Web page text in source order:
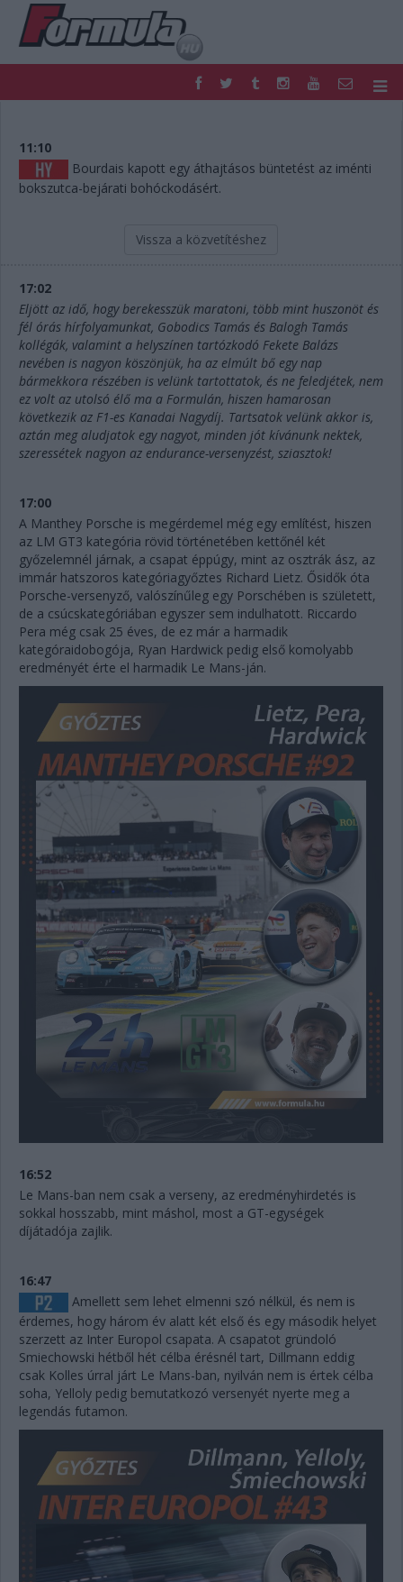
FORMULA
NEMZETKÖZI
HAZAI
RETRO
EGYÉB
TIPPJÁTÉK
11:10
Bourdais kapott egy áthajtásos büntetést az iménti
bokszutca-bejárati bohóckodásért.
Vissza a közvetítéshez
17:02
Eljött az idő, hogy berekesszük maratoni, több mint huszonöt és
fél órás hírfolyamunkat, Gobodics Tamás és Balogh Tamás
kollégák, valamint a helyszínen tartózkodó Fekete Balázs
nevében is nagyon köszönjük, ha az elmúlt bő egy nap
bármekkora részében is velünk tartottatok, és ne feledjétek, nem
ez volt az utolsó élő ma a Formulán, hiszen hamarosan
következik az F1-es Kanadai Nagydíj. Tartsatok velünk akkor is,
aztán meg aludjatok egy nagyot, minden jót kívánunk nektek,
szeressétek nagyon az endurance-versenyzést, sziasztok!
17:00
A Manthey Porsche is megérdemel még egy említést, hiszen
az LM GT3 kategória rövid történetében kettőnél két
győzelemnél járnak, a csapat éppúgy, mint az osztrák ász, az
immár hatszoros kategóriagyőztes Richard Lietz. Ősidők óta
Porsche-versenyző, valószínűleg egy Porschében is született,
de a csúcskategóriában egyszer sem indulhatott. Riccardo
Pera még csak 25 éves, de ez már a harmadik
kategóraidobogója, Ryan Hardwick pedig első komolyabb
eredményét érte el harmadik Le Mans-ján.
16:52
Le Mans-ban nem csak a verseny, az eredményhirdetés is
sokkal hosszabb, mint máshol, most a GT-egységek
díjátadója zajlik.
16:47
Amellett sem lehet elmenni szó nélkül, és nem is
érdemes, hogy három év alatt két első és egy második helyet
szerzett az Inter Europol csapata. A csapatot gründoló
Smiechowski hétből hét célba érésnél tart, Dillmann eddig
csak Kolles úrral járt Le Mans-ban, nyilván nem is értek célba
soha, Yelloly pedig bemutatkozó versenyét nyerte meg a
legendás futamon.